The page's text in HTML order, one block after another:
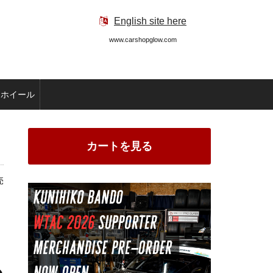
English site here
www.carshopglow.com
ホイール
カートを見る